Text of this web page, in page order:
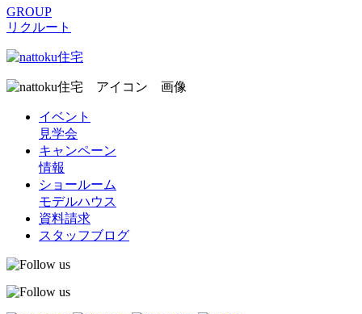
GROUP
リクルート
イベント
見学会
キャンペーン
情報
ショールーム
モデルハウス
資料請求
スタッフブログ